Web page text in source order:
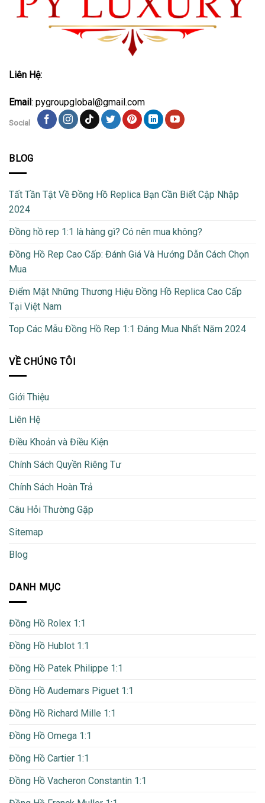
Liên Hệ:
Email: pygroupglobal@gmail.com
Social
BLOG
Tất Tần Tật Về Đồng Hồ Replica Bạn Cần Biết Cập Nhập
2024
Đồng hồ rep 1:1 là hàng gì? Có nên mua không?
Đồng Hồ Rep Cao Cấp: Đánh Giá Và Hướng Dẫn Cách Chọn
Mua
Điểm Mặt Những Thương Hiệu Đồng Hồ Replica Cao Cấp
Tại Việt Nam
Top Các Mẫu Đồng Hồ Rep 1:1 Đáng Mua Nhất Năm 2024
VỀ CHÚNG TÔI
Giới Thiệu
Liên Hệ
Điều Khoản và Điều Kiện
Chính Sách Quyền Riêng Tư
Chính Sách Hoàn Trả
Câu Hỏi Thường Gặp
Sitemap
Blog
DANH MỤC
Đồng Hồ Rolex 1:1
Đồng Hồ Hublot 1:1
Đồng Hồ Patek Philippe 1:1
Đồng Hồ Audemars Piguet 1:1
Đồng Hồ Richard Mille 1:1
Đồng Hồ Omega 1:1
Đồng Hồ Cartier 1:1
Đồng Hồ Vacheron Constantin 1:1